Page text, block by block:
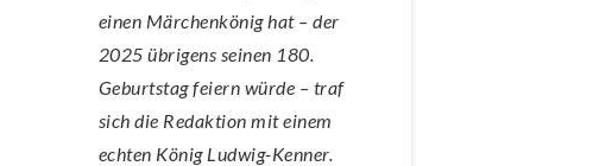
einen Märchenkönig hat – der
2025 übrigens seinen 180.
Geburtstag feiern würde – traf
sich die Redaktion mit einem
echten König Ludwig-Kenner.